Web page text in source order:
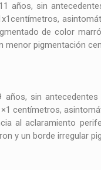
años, sin
de color
menor pigmentación
años, sin
centímetros,
al aclaramiento
y un borde irregular